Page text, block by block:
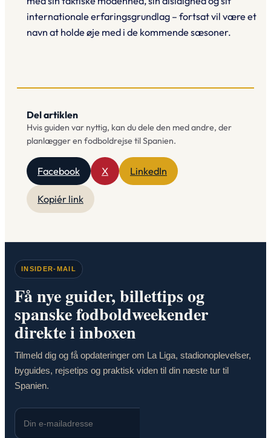
internationale erfaringsgrundlag – fortsat vil være et
navn at holde øje med i de kommende sæsoner.
Del artiklen
Hvis guiden var nyttig, kan du dele den med andre, der
planlægger en fodboldrejse til Spanien.
Facebook X LinkedIn
Kopiér link
INSIDER-MAIL
Få nye guider, billettips og
spanske fodboldweekender
direkte i inboxen
Tilmeld dig og få opdateringer om La Liga, stadionoplevelser,
byguides, rejsetips og praktisk viden til din næste tur til
Spanien.